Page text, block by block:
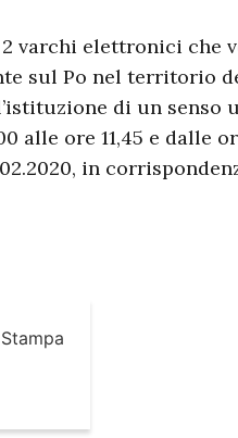
varchi elettronici che
sul Po nel territorio
di un senso
alle ore 11,45 e dalle
in